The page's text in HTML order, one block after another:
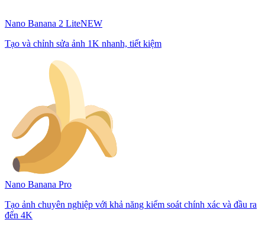
Nano Banana 2 LiteNEW
Tạo và chỉnh sửa ảnh 1K nhanh, tiết kiệm
Nano Banana Pro
Tạo ảnh chuyên nghiệp với khả năng kiểm soát chính xác và đầu ra
đến 4K